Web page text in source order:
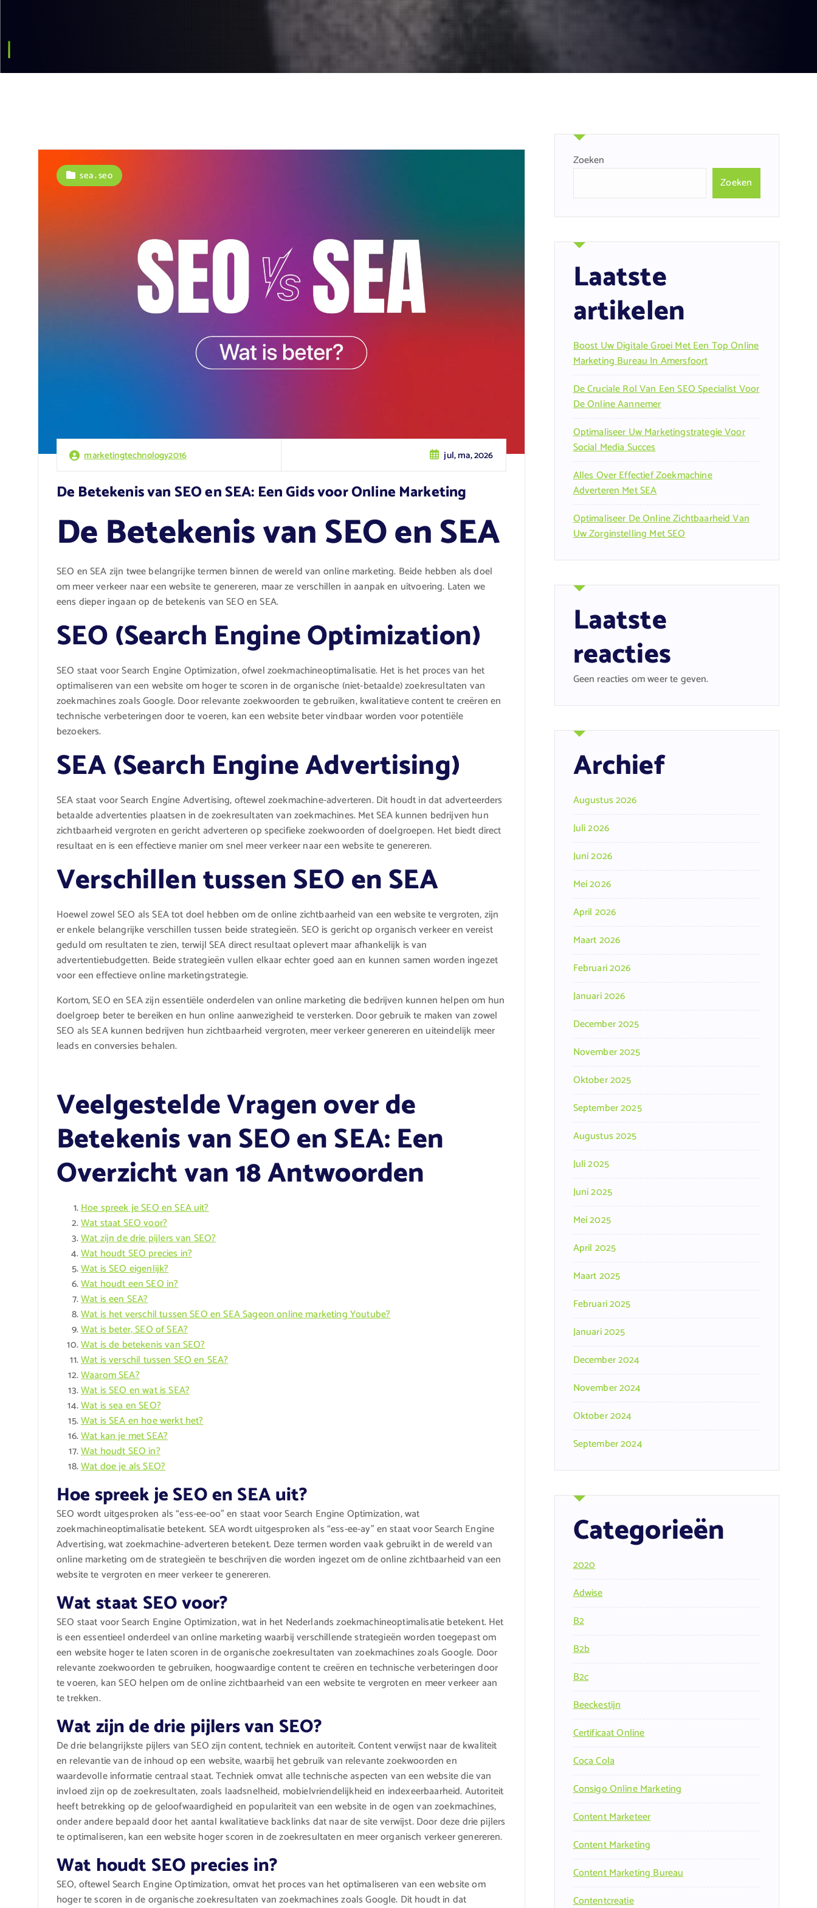
marketingtechnology2016 jul, ma, 2026
sea,seo
De Betekenis van SEO en SEA: Een Gids voor Online Marketing
De Betekenis van SEO en SEA
SEO en SEA zijn twee belangrijke termen binnen de wereld van online marketing. Beide hebben als doel
om meer verkeer naar een website te genereren, maar ze verschillen in aanpak en uitvoering. Laten we
eens dieper ingaan op de betekenis van SEO en SEA.
SEO (Search Engine Optimization)
SEO staat voor Search Engine Optimization, ofwel zoekmachineoptimalisatie. Het is het proces van het
optimaliseren van een website om hoger te scoren in de organische (niet-betaalde) zoekresultaten van
zoekmachines zoals Google. Door relevante zoekwoorden te gebruiken, kwalitatieve content te creëren en
technische verbeteringen door te voeren, kan een website beter vindbaar worden voor potentiële
bezoekers.
SEA (Search Engine Advertising)
SEA staat voor Search Engine Advertising, oftewel zoekmachine-adverteren. Dit houdt in dat adverteerders
betaalde advertenties plaatsen in de zoekresultaten van zoekmachines. Met SEA kunnen bedrijven hun
zichtbaarheid vergroten en gericht adverteren op specifieke zoekwoorden of doelgroepen. Het biedt direct
resultaat en is een effectieve manier om snel meer verkeer naar een website te genereren.
Verschillen tussen SEO en SEA
Hoewel zowel SEO als SEA tot doel hebben om de online zichtbaarheid van een website te vergroten, zijn
er enkele belangrijke verschillen tussen beide strategieën. SEO is gericht op organisch verkeer en vereist
geduld om resultaten te zien, terwijl SEA direct resultaat oplevert maar afhankelijk is van
advertentiebudgetten. Beide strategieën vullen elkaar echter goed aan en kunnen samen worden ingezet
voor een effectieve online marketingstrategie.
Kortom, SEO en SEA zijn essentiële onderdelen van online marketing die bedrijven kunnen helpen om hun
doelgroep beter te bereiken en hun online aanwezigheid te versterken. Door gebruik te maken van zowel
SEO als SEA kunnen bedrijven hun zichtbaarheid vergroten, meer verkeer genereren en uiteindelijk meer
leads en conversies behalen.
Veelgestelde Vragen over de
Betekenis van SEO en SEA: Een
Overzicht van 18 Antwoorden
Hoe spreek je SEO en SEA uit?
Wat staat SEO voor?
Wat zijn de drie pijlers van SEO?
Wat houdt SEO precies in?
Wat is SEO eigenlijk?
Wat houdt een SEO in?
Wat is een SEA?
Wat is het verschil tussen SEO en SEA Sageon online marketing Youtube?
Wat is beter, SEO of SEA?
Wat is de betekenis van SEO?
Wat is verschil tussen SEO en SEA?
Waarom SEA?
Wat is SEO en wat is SEA?
Wat is sea en SEO?
Wat is SEA en hoe werkt het?
Wat kan je met SEA?
Wat houdt SEO in?
Wat doe je als SEO?
Hoe spreek je SEO en SEA uit?
SEO wordt uitgesproken als “ess-ee-oo” en staat voor Search Engine Optimization, wat
zoekmachineoptimalisatie betekent. SEA wordt uitgesproken als “ess-ee-ay” en staat voor Search Engine
Advertising, wat zoekmachine-adverteren betekent. Deze termen worden vaak gebruikt in de wereld van
online marketing om de strategieën te beschrijven die worden ingezet om de online zichtbaarheid van een
website te vergroten en meer verkeer te genereren.
Wat staat SEO voor?
SEO staat voor Search Engine Optimization, wat in het Nederlands zoekmachineoptimalisatie betekent. Het
is een essentieel onderdeel van online marketing waarbij verschillende strategieën worden toegepast om
een website hoger te laten scoren in de organische zoekresultaten van zoekmachines zoals Google. Door
relevante zoekwoorden te gebruiken, hoogwaardige content te creëren en technische verbeteringen door
te voeren, kan SEO helpen om de online zichtbaarheid van een website te vergroten en meer verkeer aan
te trekken.
Wat zijn de drie pijlers van SEO?
De drie belangrijkste pijlers van SEO zijn content, techniek en autoriteit. Content verwijst naar de kwaliteit
en relevantie van de inhoud op een website, waarbij het gebruik van relevante zoekwoorden en
waardevolle informatie centraal staat. Techniek omvat alle technische aspecten van een website die van
invloed zijn op de zoekresultaten, zoals laadsnelheid, mobielvriendelijkheid en indexeerbaarheid. Autoriteit
heeft betrekking op de geloofwaardigheid en populariteit van een website in de ogen van zoekmachines,
onder andere bepaald door het aantal kwalitatieve backlinks dat naar de site verwijst. Door deze drie pijlers
te optimaliseren, kan een website hoger scoren in de zoekresultaten en meer organisch verkeer genereren.
Wat houdt SEO precies in?
SEO, oftewel Search Engine Optimization, omvat het proces van het optimaliseren van een website om
hoger te scoren in de organische zoekresultaten van zoekmachines zoals Google. Dit houdt in dat
Zoeken
Zoeken
Laatste
artikelen
Boost Uw Digitale Groei Met Een Top Online
Marketing Bureau In Amersfoort
De Cruciale Rol Van Een SEO Specialist Voor
De Online Aannemer
Optimaliseer Uw Marketingstrategie Voor
Social Media Succes
Alles Over Effectief Zoekmachine
Adverteren Met SEA
Optimaliseer De Online Zichtbaarheid Van
Uw Zorginstelling Met SEO
Laatste
reacties
Geen reacties om weer te geven.
Archief
Augustus 2026
Juli 2026
Juni 2026
Mei 2026
April 2026
Maart 2026
Februari 2026
Januari 2026
December 2025
November 2025
Oktober 2025
September 2025
Augustus 2025
Juli 2025
Juni 2025
Mei 2025
April 2025
Maart 2025
Februari 2025
Januari 2025
December 2024
November 2024
Oktober 2024
September 2024
Categorieën
2020
Adwise
B2
B2b
B2c
Beeckestijn
Certificaat Online
Coca Cola
Consigo Online Marketing
Content Marketeer
Content Marketing
Content Marketing Bureau
Contentcreatie